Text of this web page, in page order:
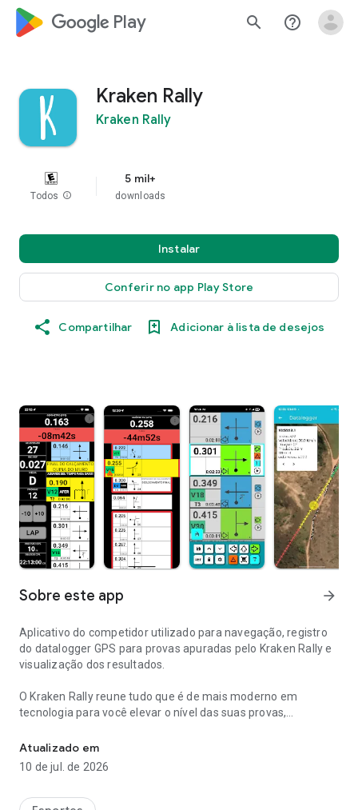
google_logo Play search help_outline
Kraken Rally
Kraken Rally
Todos info
5 mil+
downloads
Instalar
Conferir no app Play Store
Compartilhar Adicionar à lista de desejos
Sobre este app arrow_forward
Aplicativo do competidor utilizado para navegação, registro
do datalogger GPS para provas apuradas pelo Kraken Rally e
visualização dos resultados.
O Kraken Rally reune tudo que é de mais moderno em
tecnologia para você elevar o nível das suas provas,
novatos.
Principais recursos:
Atualizado em
10 de jul. de 2026